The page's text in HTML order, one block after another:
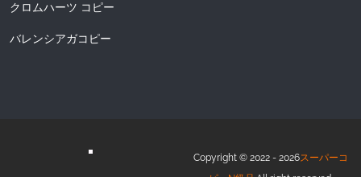
クロムハーツ コピー
バレンシアガコピー
Copyright © 2022 - 2026スーパーコ